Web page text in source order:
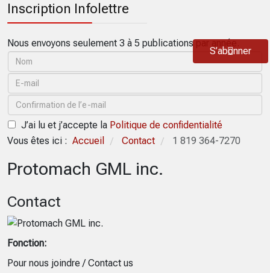
Inscription Infolettre
Nous envoyons seulement 3 à 5 publications par année.
J’ai lu et j’accepte la Politique de confidentialité
S’abonner
Vous êtes ici : Accueil / Contact / 1 819 364-7270
Protomach GML inc.
Contact
Fonction:
Pour nous joindre / Contact us